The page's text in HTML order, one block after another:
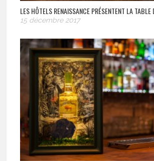
LES HÔTELS RENAISSANCE PRÉSENTENT LA TABLE
15 décembre 2017